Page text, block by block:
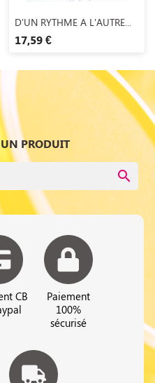
Aperçu rapide
D'UN RYTHME A L'AUTRE...
17,59 €
UN PRODUIT
search
CB
Paiement
100%
sécurisé